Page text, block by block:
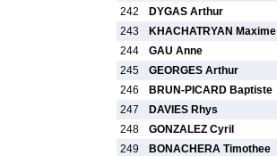
242
DYGAS Arthur
243
KHACHATRYAN Maxime
244
GAU Anne
245
GEORGES Arthur
246
BRUN-PICARD Baptiste
247
DAVIES Rhys
248
GONZALEZ Cyril
249
BONACHERA Timothee